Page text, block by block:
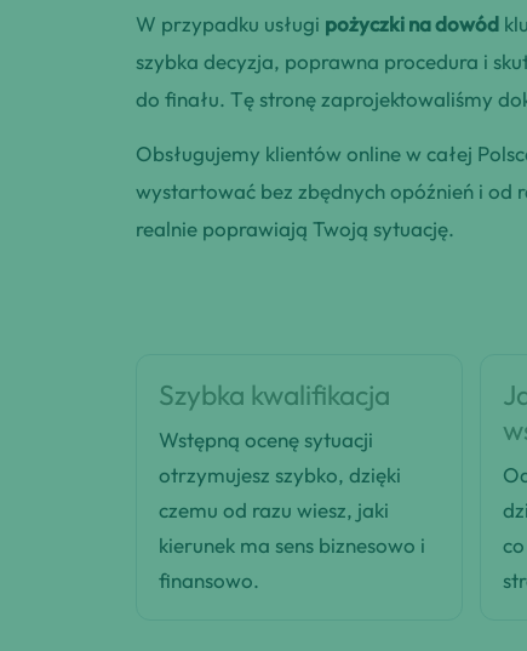
W przypadku usługi pożyczki na dowód
szybka decyzja, poprawna procedura i
do finału. Tę stronę zaprojektowaliśmy
Obsługujemy klientów online w całej
wystartować bez zbędnych opóźnień i od
realnie poprawiają Twoją sytuację.
Szybka kwalifikacja
Wstępną ocenę sytuacji
otrzymujesz szybko, dzięki
czemu od razu wiesz, jaki
kierunek ma sens biznesowo i
finansowo.